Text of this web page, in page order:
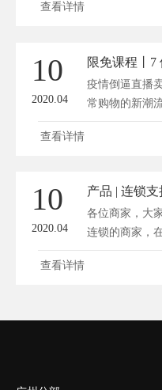
查看详情
10
2020.04
疫情倒逼直播
常购物的新潮
机...
查看详情
10
2020.04
各位商家，大
连锁的商家，
一...
查看详情